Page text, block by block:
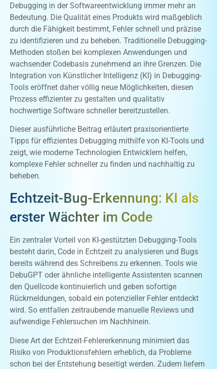
Debugging in der Softwareentwicklung immer mehr an
Bedeutung. Die Qualität eines Produkts wird maßgeblich
durch die Fähigkeit bestimmt, Fehler schnell und präzise
zu identifizieren und zu beheben. Traditionelle Debugging-
Methoden stoßen bei komplexen Anwendungen und
wachsender Codebasis zunehmend an ihre Grenzen. Die
Integration von Künstlicher Intelligenz (KI) in Debugging-
Tools eröffnet daher völlig neue Möglichkeiten, diesen
Prozess effizienter zu gestalten und qualitativ
hochwertige Software schneller bereitzustellen.
Dieser ausführliche Beitrag erläutert praxisorientierte
Tipps für effizientes Debugging mithilfe von KI-Tools und
zeigt, wie moderne Technologien Entwicklern helfen,
komplexe Fehler schneller zu finden und nachhaltig zu
beheben.
Echtzeit-Bug-Erkennung: KI als
erster Wächter im Code
Ein zentraler Vorteil von KI-gestützten Debugging-Tools
besteht darin, Code in Echtzeit zu analysieren und Bugs
bereits während des Schreibens zu erkennen. Tools wie
DebuGPT oder ähnliche intelligente Assistenten scannen
den Quellcode kontinuierlich und geben sofortige
Rückmeldungen, sobald ein potenzieller Fehler entdeckt
wird. So entfallen zeitraubende manuelle Reviews und
aufwendige Fehlersuchen im Nachhinein.
Diese Art der Echtzeit-Fehlererkennung minimiert das
Risiko von Produktionsfehlern erheblich, da Probleme
schon bei der Entstehung beseitigt werden. Zudem liefern